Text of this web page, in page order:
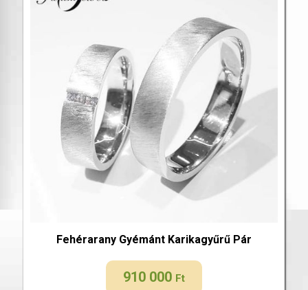
Fehérarany Gyémánt Karikagyűrű Pár
910 000 Ft